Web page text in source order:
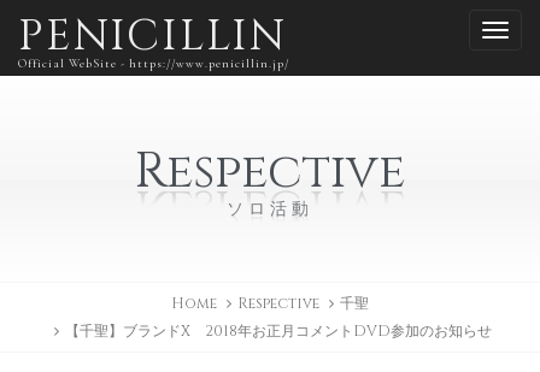
PENICILLIN
Official WebSite - https://www.penicillin.jp/
Respective
ソロ活動
Home Respective
千聖
【千聖】ブランドX 2018年お正月コメントDVD参加のお知らせ